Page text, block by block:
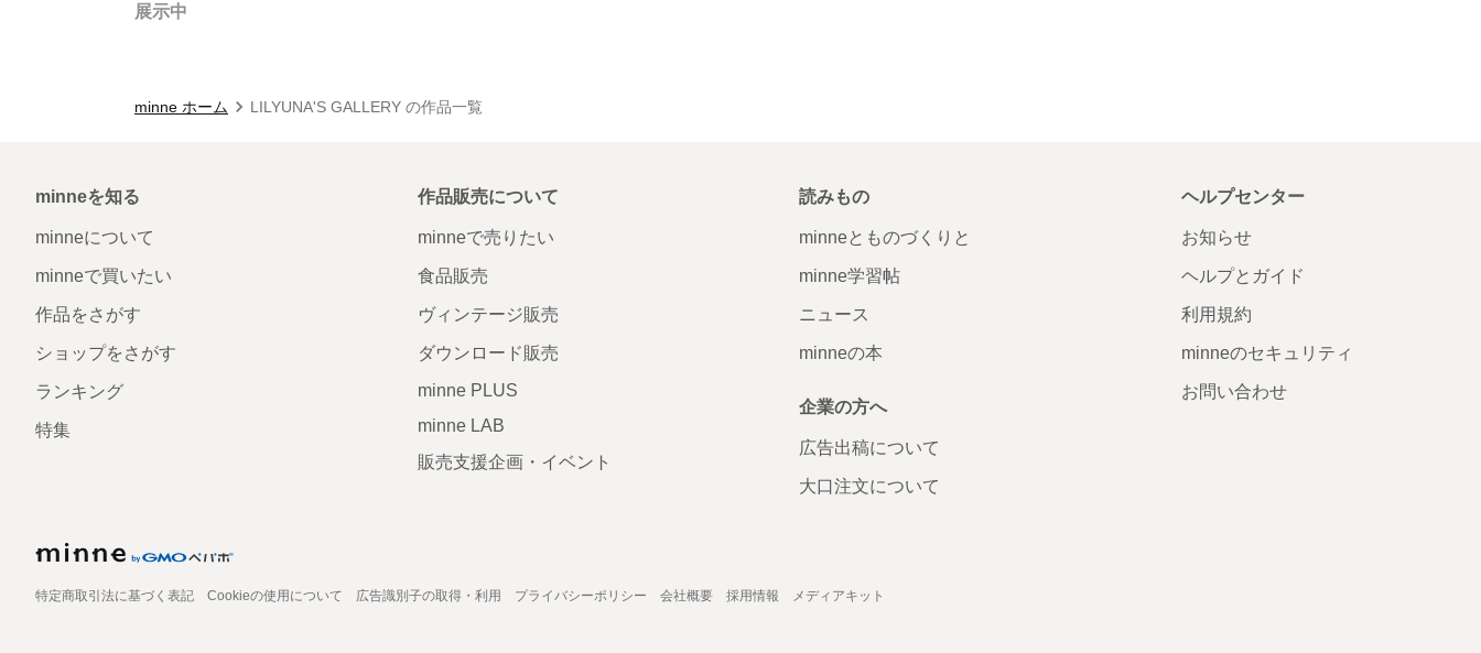
展示中
minne ホーム LILYUNA'S GALLERY の作品一覧
minneを知る
minneについて
minneで買いたい
作品をさがす
ショップをさがす
ランキング
特集
作品販売について
minneで売りたい
食品販売
ヴィンテージ販売
ダウンロード販売
minne PLUS
minne LAB
販売支援企画・イベント
読みもの
minneとものづくりと
minne学習帖
ニュース
minneの本
企業の方へ
広告出稿について
大口注文について
ヘルプセンター
お知らせ
ヘルプとガイド
利用規約
minneのセキュリティ
お問い合わせ
特定商取引法に基づく表記 Cookieの使用について 広告識別子の取得・利用 プライバシーポリシー 会社概要 採用情報 メディアキット